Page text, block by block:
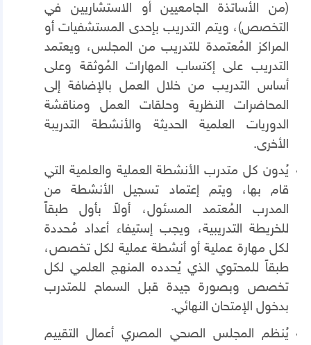
(من الأساتذة الجامعيين أو الاستشاريين في
التخصص)، ويتم التدريب بإحدى المستشفيات أو
المراكز المُعتمدة للتدريب من المجلس، ويعتمد
التدريب على إكتساب المهارات المُوثقة وعلى
أساس التدريب من خلال العمل بالإضافة إلى
المحاضرات النظرية وحلقات العمل ومناقشة
الدوريات العلمية الحديثة والأنشطة التدريبة
الأخرى.
يُدون كل متدرب الأنشطة العملية والعلمية التي
قام بها، ويتم إعتماد تسجيل الأنشطة من
المدرب المُعتمد المسئول، أولاً بأول طبقاً
للخريطة التدريبية، ويجب إستيفاء أعداد مُحددة
لكل مهارة عملية أو أنشطة عملية لكل تخصص،
طبقاً للمحتوي الذي يُحدده المنهج العلمي لكل
تخصص وبصورة جيدة قبل السماح للمتدرب
بدخول الإمتحان النهائي.
يُنظم المجلس الصحي المصري أعمال التقييم